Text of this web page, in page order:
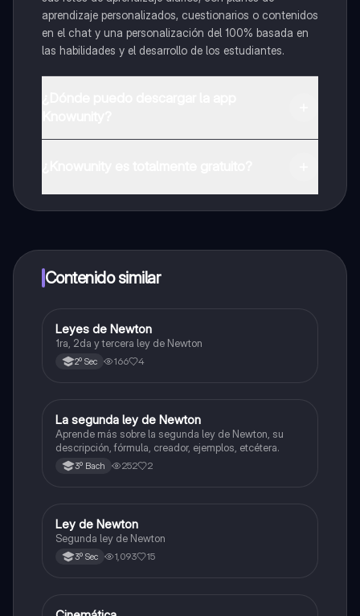
aprendizaje personalizados, cuestionarios o contenidos
en el chat y una personalización del 100% basada en
las habilidades y el desarrollo de los estudiantes.
a determinadas funciones.
Contenido similar
Física
Leyes de Newton
1ra, 2da y tercera ley de Newton
2º Sec 166 4
Física
La segunda ley de Newton
Aprende más sobre la segunda ley de Newton, su
descripción, fórmula, creador, ejemplos, etcétera.
3º Bach 252 2
Física
Ley de Newton
Segunda ley de Newton
3º Sec 1,093 15